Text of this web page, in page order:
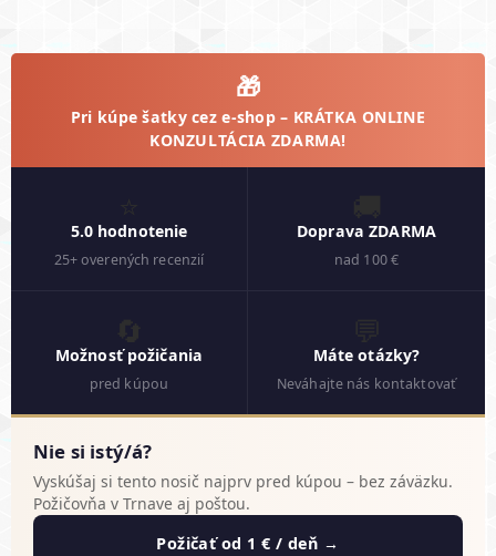
🎁
Pri kúpe šatky cez e-shop – KRÁTKA ONLINE
KONZULTÁCIA ZDARMA!
5.0 hodnotenie
25+ overených recenzií
Doprava ZDARMA
nad 100 €
Možnosť požičania
pred kúpou
Máte otázky?
Neváhajte nás kontaktovať
Nie si istý/á?
Vyskúšaj si tento nosič najprv pred kúpou – bez záväzku.
Požičovňa v Trnave aj poštou.
Požičať od 1 € / deň →